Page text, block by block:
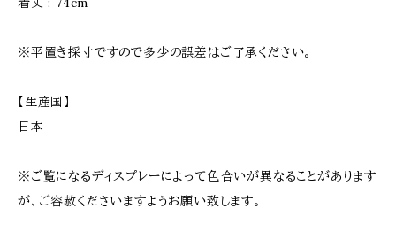
※平置き採寸ですので多少の誤差はご了承ください。
【生産国】
日本
※ご覧になるディスプレーによって色合いが異なることがあります
が、ご容赦くださいますようお願い致します。